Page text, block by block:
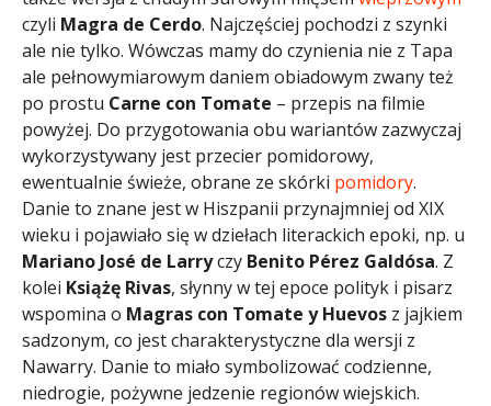
czyli Magra de Cerdo. Najczęściej pochodzi z szynki
ale nie tylko. Wówczas mamy do czynienia nie z Tapa
ale pełnowymiarowym daniem obiadowym zwany też
po prostu Carne con Tomate – przepis na filmie
powyżej. Do przygotowania obu wariantów zazwyczaj
wykorzystywany jest przecier pomidorowy,
ewentualnie świeże, obrane ze skórki pomidory.
Danie to znane jest w Hiszpanii przynajmniej od XIX
wieku i pojawiało się w dziełach literackich epoki, np. u
Mariano José de Larryczy Benito Pérez Galdósa. Z
kolei Książę Rivas, słynny w tej epoce polityk i pisarz
wspomina o Magras con Tomate y Huevos z jajkiem
sadzonym, co jest charakterystyczne dla wersji z
Nawarry. Danie to miało symbolizować codzienne,
niedrogie, pożywne jedzenie regionów wiejskich.